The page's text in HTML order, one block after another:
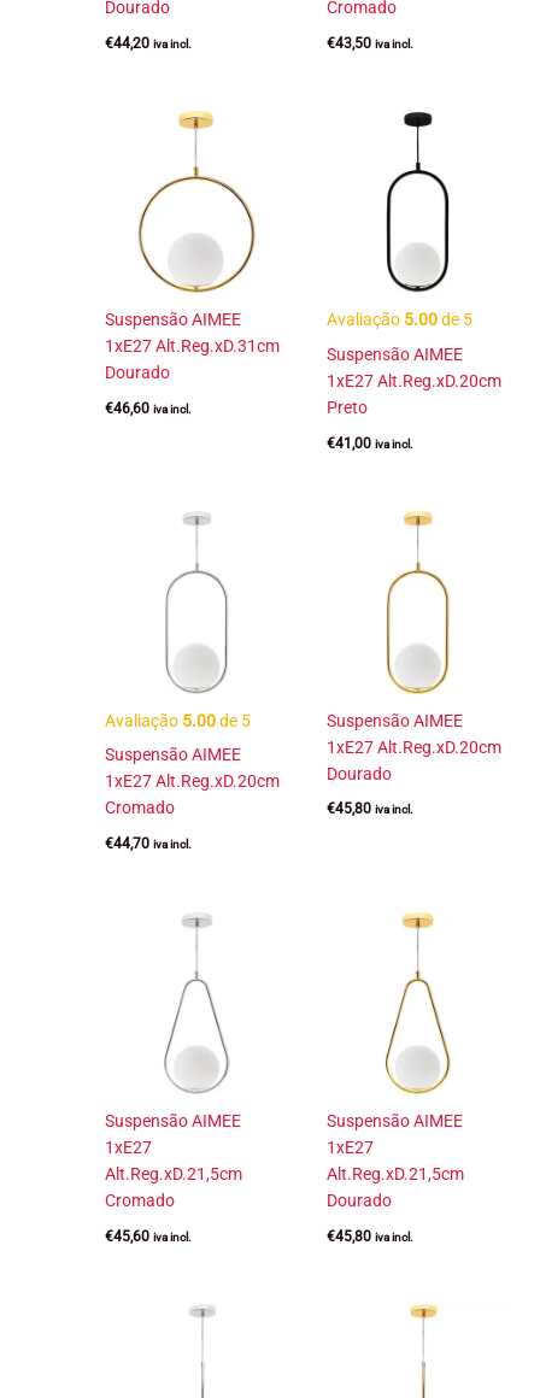
Dourado
€44,20 iva incl.
Cromado
€43,50 iva incl.
Suspensão AIMEE
1xE27 Alt.Reg.xD.31cm
Dourado
€46,60 iva incl.
Avaliação 5.00de 5
Suspensão AIMEE
1xE27 Alt.Reg.xD.20cm
Preto
€41,00 iva incl.
Avaliação 5.00de 5
Suspensão AIMEE
1xE27 Alt.Reg.xD.20cm
Cromado
€44,70 iva incl.
Suspensão AIMEE
1xE27 Alt.Reg.xD.20cm
Dourado
€45,80 iva incl.
Suspensão AIMEE
1xE27
Alt.Reg.xD.21,5cm
Cromado
€45,60 iva incl.
Suspensão AIMEE
1xE27
Alt.Reg.xD.21,5cm
Dourado
€45,80 iva incl.